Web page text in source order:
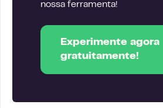
nossa ferramenta!
Experimente agora
gratuitamente!